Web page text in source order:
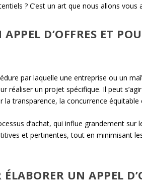
? C’est un art que nous allons vous
APPEL D’OFFRES ET
par laquelle une entreprise ou un
réaliser un projet spécifique. Il peut
la transparence, la concurrence
d’achat, qui influe grandement sur
et pertinentes, tout en minimisant
ÉLABORER UN APPEL